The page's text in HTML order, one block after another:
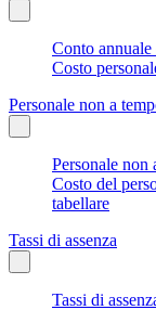
Conto annuale
Costo
Personale non a
Personale non
Costo del
tabellare
Tassi di assenza
Tassi di